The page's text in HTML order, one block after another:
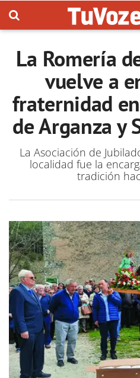
La Romería
vuelve a
fraternidad
de Arganza y
La Asociación de
localidad fue la
tradición